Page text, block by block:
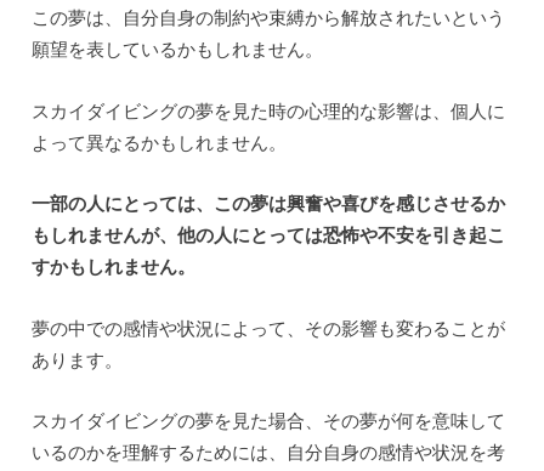
この夢は、自分自身の制約や束縛から解放されたいという
願望を表しているかもしれません。
スカイダイビングの夢を見た時の心理的な影響は、個人に
よって異なるかもしれません。
一部の人にとっては、この夢は興奮や喜びを感じさせるか
もしれませんが、他の人にとっては恐怖や不安を引き起こ
すかもしれません。
夢の中での感情や状況によって、その影響も変わることが
あります。
スカイダイビングの夢を見た場合、その夢が何を意味して
いるのかを理解するためには、自分自身の感情や状況を考